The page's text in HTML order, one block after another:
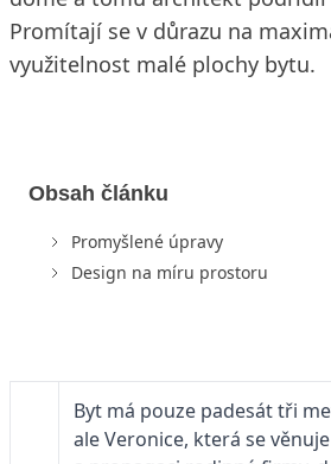
Promítají se v důrazu na
využitelnost malé plochy bytu.
Obsah článku
Promyšlené úpravy
Design na míru prostoru
Byt má pouze padesát tři
ale Veronice, která se